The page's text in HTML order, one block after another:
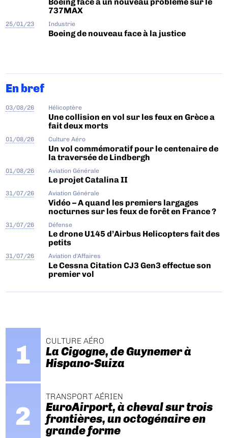
Boeing face à un nouveau problème sur le
737MAX
25/01/23 Industrie
Boeing de nouveau face à la justice
En bref
03/08/26 Hélicoptère
Une collision en vol sur les feux en Grèce a
fait deux morts
01/08/26 Culture Aéro
Un vol commémoratif pour le centenaire de
la traversée de Lindbergh
01/08/26 Aviation Générale
Le projet Catalina II
31/07/26 Aviation Générale
Vidéo – A quand les premiers largages
nocturnes sur les feux de forêt en France ?
31/07/26 Défense
Le drone U145 d’Airbus Helicopters fait des
petits
31/07/26 Aviation d'Affaires
Le Cessna Citation CJ3 Gen3 effectue son
premier vol
CULTURE AÉRO
La Cigogne, de Guynemer à
Hispano-Suiza
TRANSPORT AÉRIEN
EuroAirport, à cheval sur trois
frontières, un octogénaire en
grande forme